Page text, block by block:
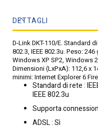
DETTAGLI
D-Link DKT-110/E. Standard
802.3, IEEE 802.3u. Peso:
Windows XP SP2, Windows
Dimensioni (LxPxA): 112,6 x
minimi: Internet Explorer 6
Standard di rete :
IEEE 802.3u
Supporta
ADSL : Sì